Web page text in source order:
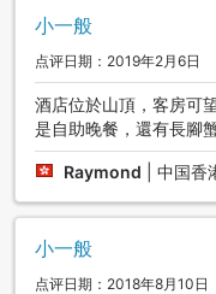
小一般
点评日期：2019年2月6日
酒店位於山頂，客房可
是自助晚餐，還有長腳蟹
Raymond 中国香
小一般
点评日期：2018年8月10日